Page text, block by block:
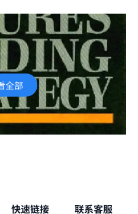
全部
快速链接 联系客服